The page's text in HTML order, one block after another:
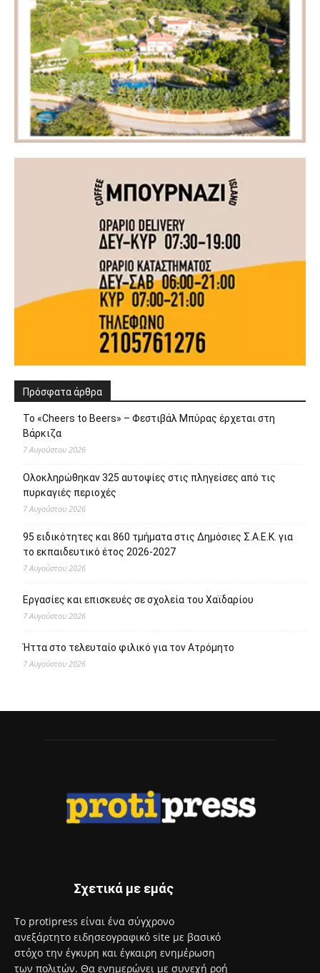
Πρόσφατα άρθρα
Το «Cheers to Beers» – Φεστιβάλ Μπύρας έρχεται στη
Βάρκιζα
7 Αυγούστου 2026
Ολοκληρώθηκαν 325 αυτοψίες στις πληγείσες από τις
πυρκαγιές περιοχές
95 ειδικότητες και 860 τμήματα στις Δημόσιες Σ.Α.Ε.Κ. για
7 Αυγούστου 2026